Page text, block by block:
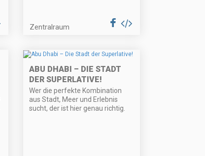
Zentralraum
ABU DHABI – DIE STADT
DER SUPERLATIVE!
Wer die perfekte Kombination
aus Stadt, Meer und Erlebnis
sucht, der ist hier genau richtig.